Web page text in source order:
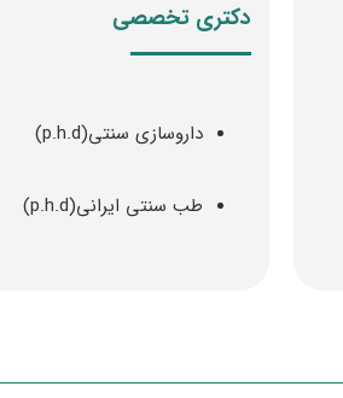
دکتری تخصصی
داروسازی سنتی(p.h.d)
طب سنتی ایرانی(p.h.d)